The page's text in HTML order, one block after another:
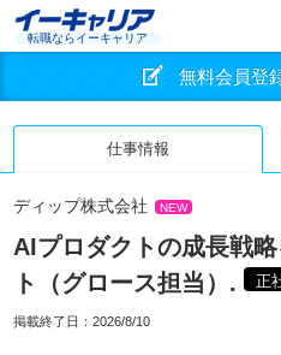
転職ならイーキャリア
無料会員登
仕事情報
ディップ株式会社 NEW
AIプロダクトの成長戦
ト（グロース担当）.
正
掲載終了日： 2026/8/10